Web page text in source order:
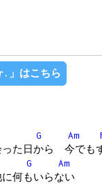
」はこちら
G Am
た日から 今でも
G
Am
何もいらない